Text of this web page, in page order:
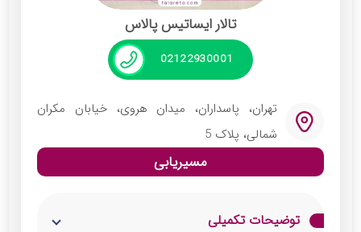
پارکینگ اختصاصی برای مهمانان
خدمات جانبی مانند گل‌آرایی و کیک ویژه
تالار ایساتیس پالاس
02122930001
تهران، پاسداران، میدان هروی، خیابان مکران
شمالی، پلاک 5
مسیریابی
توضیحات تکمیلی